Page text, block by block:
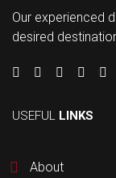
Our experienced
desired
USEFUL LINKS
About